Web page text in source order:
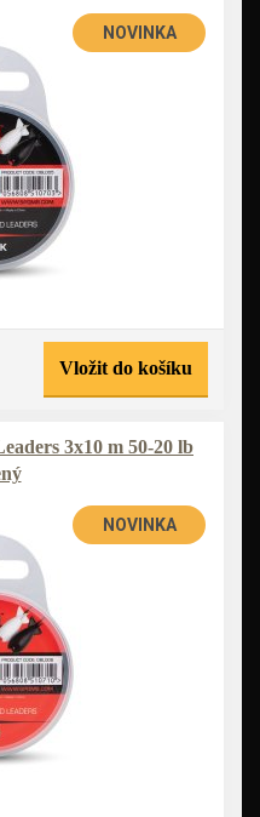
NOVINKA
Vložit do košíku
3x10 m 50-20 lb
NOVINKA